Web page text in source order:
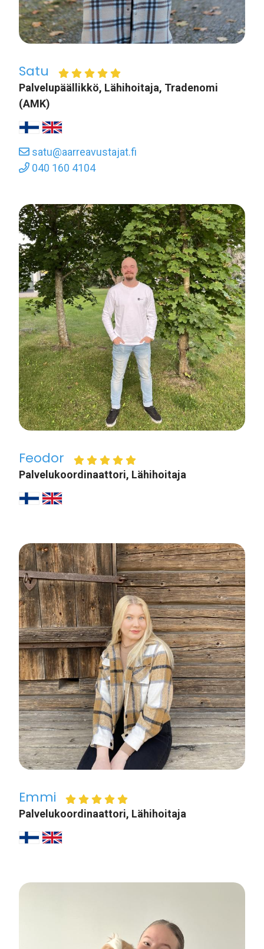
Satu
Palvelupäällikkö, Lähihoitaja, Tradenomi
(AMK)
satu@aarreavustajat.fi
040 160 4104
Feodor
Palvelukoordinaattori, Lähihoitaja
Emmi
Palvelukoordinaattori, Lähihoitaja